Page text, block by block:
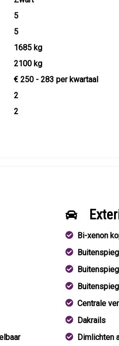
5
5
1685 kg
2100 kg
€ 250 - 283 per kwartaal
2
2
Bi-xenon
Centrale
Dakrails
Dimlichten